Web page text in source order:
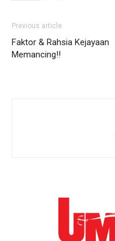
Previous article
Faktor & Rahsia Kejayaan
Memancing!!